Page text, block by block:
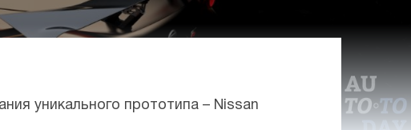
уникального прототипа – Nissan